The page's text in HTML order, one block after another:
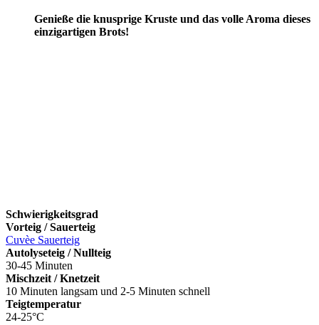
Genieße die knusprige Kruste und das volle Aroma dieses
einzigartigen Brots!
Schwierigkeitsgrad
Vorteig / Sauerteig
Cuvèe Sauerteig
Autolyseteig / Nullteig
30-45 Minuten
Mischzeit / Knetzeit
10 Minuten langsam und 2-5 Minuten schnell
Teigtemperatur
24-25°C